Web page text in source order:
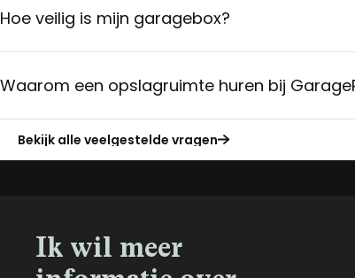
Hoe veilig is mijn garagebox?
Waarom een opslagruimte huren bij
Bekijk alle veelgestelde vragen
Ik wil meer